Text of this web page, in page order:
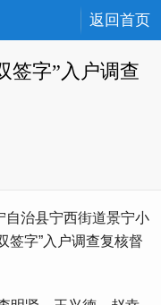
返回首页
签字”入户调查
治县宁西街道景宁小
签字”入户调查复核督